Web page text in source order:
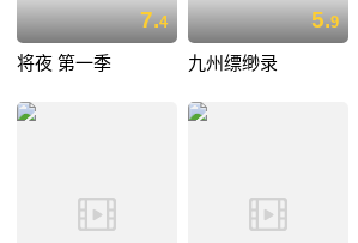
7.4
将夜 第一季
5.9
九州缥缈录